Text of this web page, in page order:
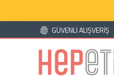
GÜVENLİ ALIŞVERİŞ